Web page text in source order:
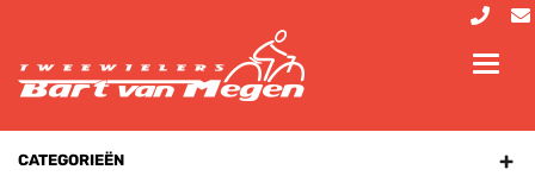
CATEGORIEËN +